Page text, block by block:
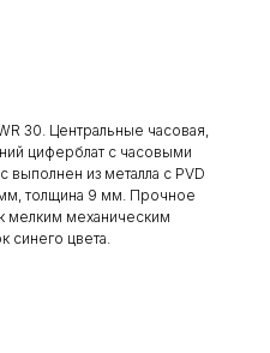
30. Центральные часовая,
циферблат с часовыми
из металла с PVD
толщина 9 мм. Прочное
мелким механическим
цвета.